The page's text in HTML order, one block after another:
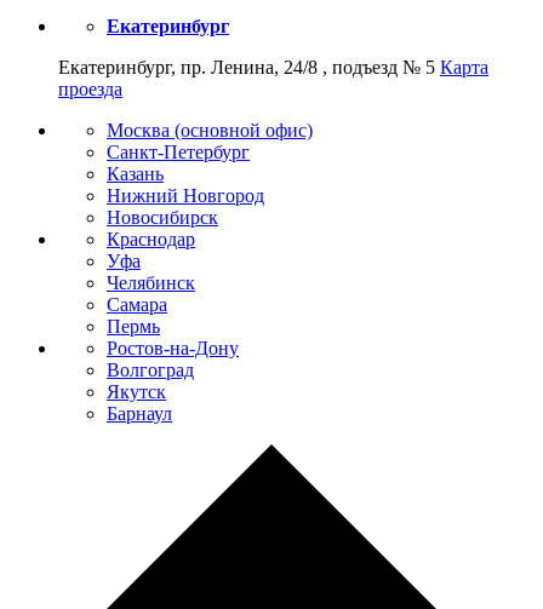
Екатеринбург
Екатеринбург, пр. Ленина, 24/8 , подъезд № 5 Карта
проезда
Москва (основной офис)
Санкт-Петербург
Казань
Нижний Новгород
Новосибирск
Краснодар
Уфа
Челябинск
Самара
Пермь
Ростов-на-Дону
Волгоград
Якутск
Барнаул